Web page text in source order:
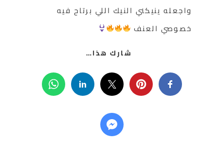
واجعله ينيكني النيك اللي برتاح فيه
خصوصي العنف
شارك هذا…